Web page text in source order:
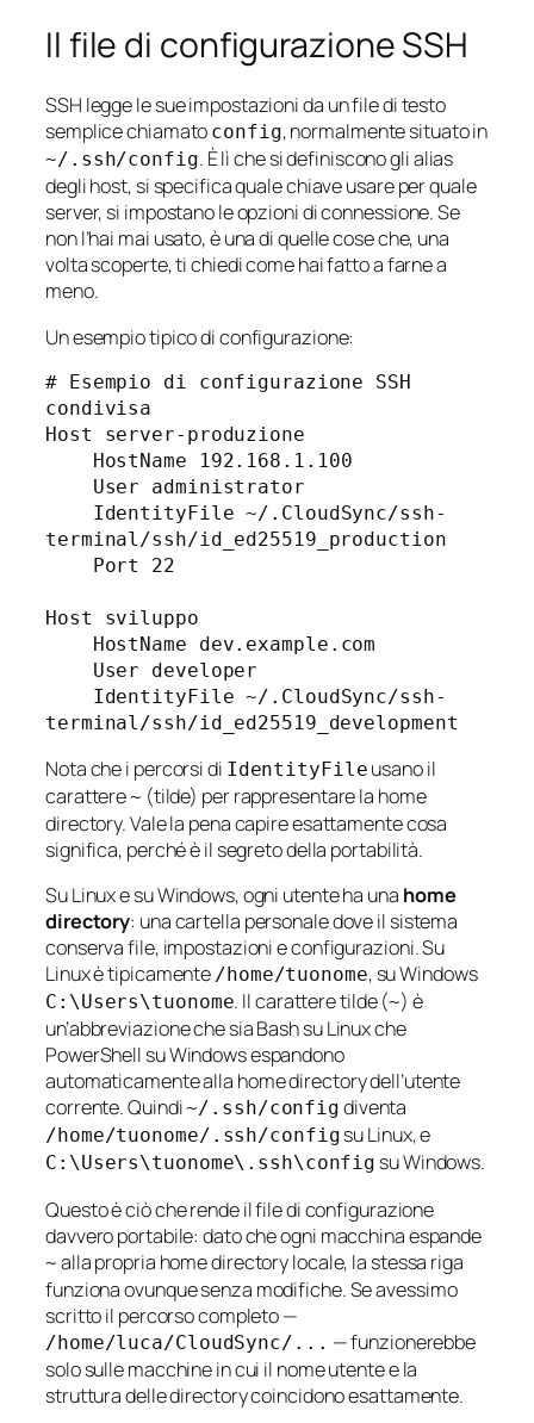
Il file di configurazione SSH
SSH legge le sue impostazioni da un file di testo
semplice chiamato config, normalmente situato in
~/.ssh/config. È lì che si definiscono gli alias
degli host, si specifica quale chiave usare per quale
server, si impostano le opzioni di connessione. Se
non l’hai mai usato, è una di quelle cose che, una
volta scoperte, ti chiedi come hai fatto a farne a
meno.
Un esempio tipico di configurazione:
# Esempio di configurazione SSH
condivisa
Host server-produzione
terminal/ssh/id_ed25519_production
Host sviluppo
Nota che i percorsi di IdentityFile usano il
carattere~ (tilde) per rappresentare la home
directory. Vale la pena capire esattamente cosa
significa, perché è il segreto della portabilità.
Su Linux e su Windows, ogni utente ha una home
directory: una cartella personale dove il sistema
conserva file, impostazioni e configurazioni. Su
Linux è tipicamente /home/tuonome, su Windows
C:\Users\tuonome. Il carattere tilde (~) è
un’abbreviazione che sia Bash su Linux che
PowerShell su Windows espandono
automaticamente alla home directory dell’utente
corrente. Quindi~/.ssh/config diventa
/home/tuonome/.ssh/config su Linux, e
C:\Users\tuonome\.ssh\config su Windows.
Questo è ciò che rende il file di configurazione
davvero portabile: dato che ogni macchina espande
~ alla propria home directory locale, la stessa riga
funziona ovunque senza modifiche. Se avessimo
scritto il percorso completo —
/home/luca/CloudSync/... — funzionerebbe
solo sulle macchine in cui il nome utente e la
struttura delle directory coincidono esattamente.